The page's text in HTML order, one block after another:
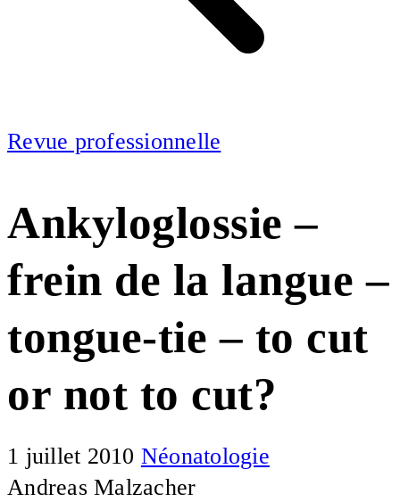
Revue professionnelle
Ankyloglossie –
frein de la langue –
tongue-tie – to cut
or not to cut?
1 juillet 2010 Néonatologie
Andreas Malzacher